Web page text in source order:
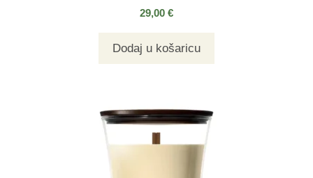
29,00 €
Dodaj u košaricu